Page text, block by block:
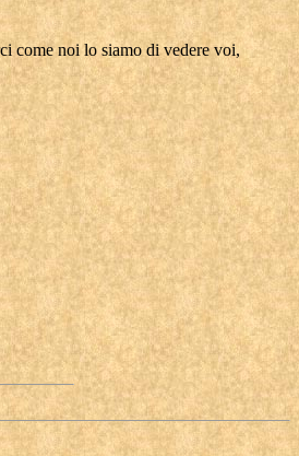
come noi lo siamo di vedere voi,